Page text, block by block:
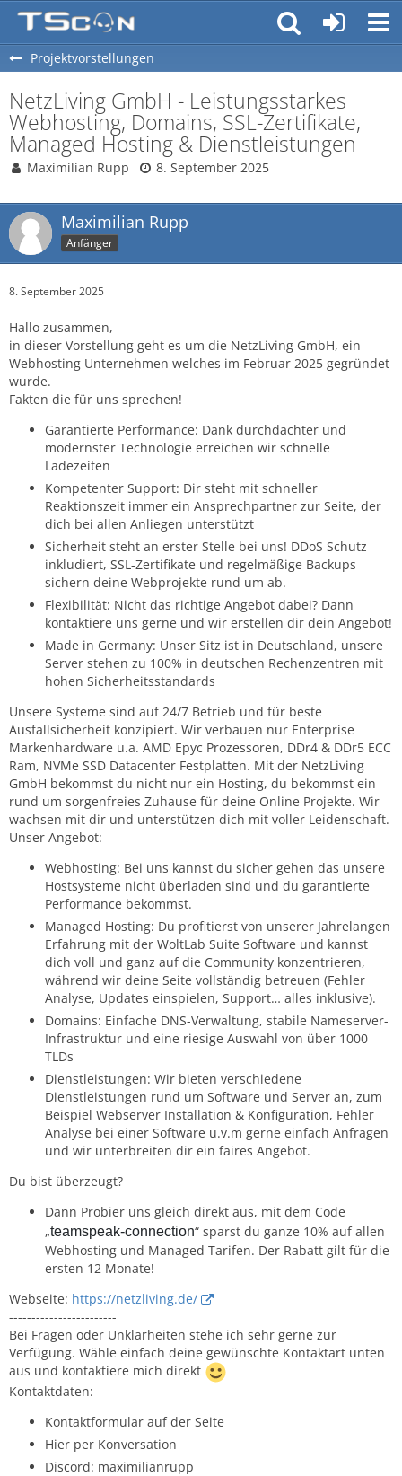
Projektvorstellungen
NetzLiving GmbH - Leistungsstarkes
Webhosting, Domains, SSL-Zertifikate,
Managed Hosting & Dienstleistungen
Maximilian Rupp 8. September 2025
Maximilian Rupp
Anfänger
8. September 2025
Hallo zusammen,
in dieser Vorstellung geht es um die NetzLiving GmbH, ein
Webhosting Unternehmen welches im Februar 2025 gegründet
wurde.
Fakten die für uns sprechen!
Garantierte Performance: Dank durchdachter und
modernster Technologie erreichen wir schnelle
Ladezeiten
Kompetenter Support: Dir steht mit schneller
Reaktionszeit immer ein Ansprechpartner zur Seite, der
dich bei allen Anliegen unterstützt
Sicherheit steht an erster Stelle bei uns! DDoS Schutz
inkludiert, SSL-Zertifikate und regelmäßige Backups
sichern deine Webprojekte rund um ab.
Flexibilität: Nicht das richtige Angebot dabei? Dann
kontaktiere uns gerne und wir erstellen dir dein Angebot!
Made in Germany: Unser Sitz ist in Deutschland, unsere
Server stehen zu 100% in deutschen Rechenzentren mit
hohen Sicherheitsstandards
Unsere Systeme sind auf 24/7 Betrieb und für beste
Ausfallsicherheit konzipiert. Wir verbauen nur Enterprise
Markenhardware u.a. AMD Epyc Prozessoren, DDr4 & DDr5 ECC
Ram, NVMe SSD Datacenter Festplatten. Mit der NetzLiving
GmbH bekommst du nicht nur ein Hosting, du bekommst ein
rund um sorgenfreies Zuhause für deine Online Projekte. Wir
wachsen mit dir und unterstützen dich mit voller Leidenschaft.
Unser Angebot:
Webhosting: Bei uns kannst du sicher gehen das unsere
Hostsysteme nicht überladen sind und du garantierte
Performance bekommst.
Managed Hosting: Du profitierst von unserer Jahrelangen
Erfahrung mit der WoltLab Suite Software und kannst
dich voll und ganz auf die Community konzentrieren,
während wir deine Seite vollständig betreuen (Fehler
Analyse, Updates einspielen, Support… alles inklusive).
Domains: Einfache DNS-Verwaltung, stabile Nameserver-
Infrastruktur und eine riesige Auswahl von über 1000
TLDs
Dienstleistungen: Wir bieten verschiedene
Dienstleistungen rund um Software und Server an, zum
Beispiel Webserver Installation & Konfiguration, Fehler
Analyse bei einer Software u.v.m gerne einfach Anfragen
und wir unterbreiten dir ein faires Angebot.
Du bist überzeugt?
Dann Probier uns gleich direkt aus, mit dem Code
„teamspeak-connection“ sparst du ganze 10% auf allen
Webhosting und Managed Tarifen. Der Rabatt gilt für die
ersten 12 Monate!
Webseite: https://netzliving.de/
------------------------
Bei Fragen oder Unklarheiten stehe ich sehr gerne zur
Verfügung. Wähle einfach deine gewünschte Kontaktart unten
aus und kontaktiere mich direkt
Kontaktdaten:
Kontaktformular auf der Seite
Hier per Konversation
Discord: maximilianrupp